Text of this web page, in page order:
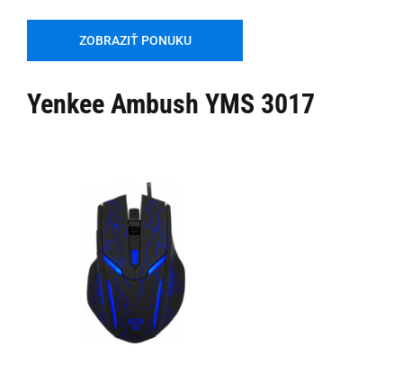
ZOBRAZIŤ PONUKU
Yenkee Ambush YMS 3017